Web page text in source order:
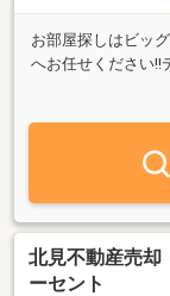
お部屋探しはビッ
へお任せください!!
す!!北見市外のお
北見不動産売
ーセント